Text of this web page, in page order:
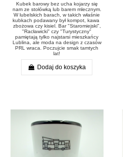
Kubek barowy bez ucha kojarzy się
nam ze stołówką lub barem mlecznym.
W lubelskich barach, w takich właśnie
kubkach podawany był kompot, kawa
zbożowa czy kisiel. Bar "Staromiejski",
"Racławicki" czy "Turystyczny"
pamiętają tylko najstarsi mieszkańcy
Lublina, ale moda na design z czasów
PRL wraca. Poczujcie smak tamtych
lat!
Dodaj do koszyka